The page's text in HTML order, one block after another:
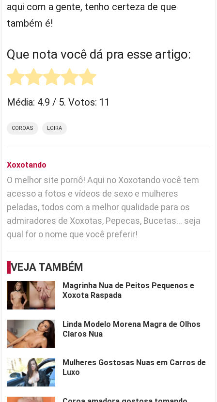
aqui com a gente, tenho certeza de que
também é!
Que nota você dá pra esse artigo:
Média: 4.9 / 5. Votos: 11
COROAS LOIRA
Xoxotando
O melhor site pornô! Aqui no Xoxotando você tem
acesso a fotos e vídeos de sexo e mulheres
peladas, todos com a melhor qualidade para os
admiradores de Xoxotas, Pepecas, Bucetas... seja
qual for o nome que você preferir!
VEJA TAMBÉM
Magrinha Nua de Peitos Pequenos e
Xoxota Raspada
Linda Modelo Morena Magra de Olhos
Claros Nua
Mulheres Gostosas Nuas em Carros de
Luxo